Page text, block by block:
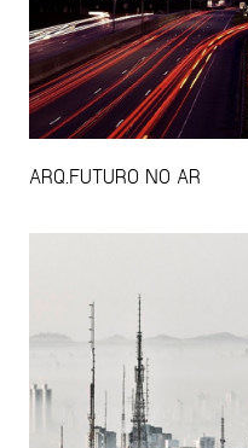
ARQ.FUTURO NO AR